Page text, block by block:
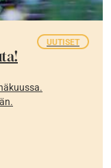
UUTISET